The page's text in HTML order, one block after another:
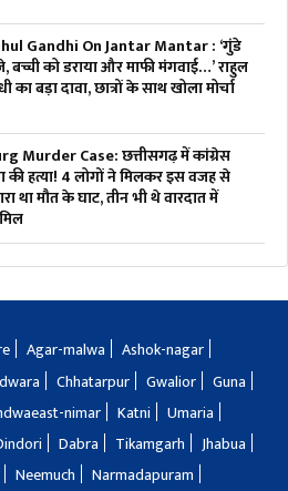
Gandhi On Jantar Mantar : ‘गुंडे
बच्ची को डराया और माफी मंगवाई…’ राहुल
का बड़ा दावा, छात्रों के साथ खोला मोर्चा
Murder Case: छत्तीसगढ़ में कांग्रेस
की हत्या! 4 लोगों ने मिलकर इस वजह से
था मौत के घाट, तीन भी थे वारदात में
Agar-malwa
Ashok-nagar
Chhatarpur Gwalior
Guna
nimar Katni
Umaria
Dabra Tikamgarh
Jhabua
Neemuch
Narmadapuram